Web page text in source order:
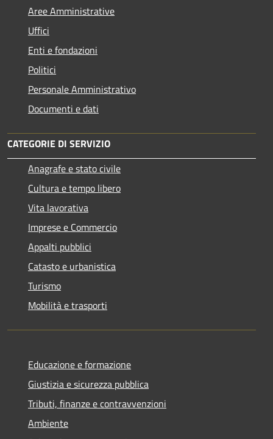
Aree Amministrative
Uffici
Enti e fondazioni
Politici
Personale Amministrativo
Documenti e dati
CATEGORIE DI SERVIZIO
Anagrafe e stato civile
Cultura e tempo libero
Vita lavorativa
Imprese e Commercio
Appalti pubblici
Catasto e urbanistica
Turismo
Mobilità e trasporti
Educazione e formazione
Giustizia e sicurezza pubblica
Tributi, finanze e contravvenzioni
Ambiente